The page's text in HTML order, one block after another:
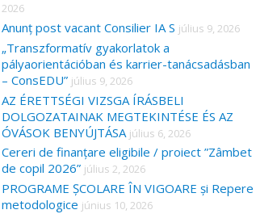
2026
Anunț post vacant Consilier IA S július 9, 2026
„Transzformatív gyakorlatok a
pályaorientációban és karrier-tanácsadásban
– ConsEDU” július 9, 2026
AZ ÉRETTSÉGI VIZSGA ÍRÁSBELI
DOLGOZATAINAK MEGTEKINTÉSE ÉS AZ
ÓVÁSOK BENYÚJTÁSA július 6, 2026
Cereri de finanțare eligibile / proiect ”Zâmbet
de copil 2026” július 2, 2026
PROGRAME ȘCOLARE ÎN VIGOARE și Repere
metodologice június 10, 2026